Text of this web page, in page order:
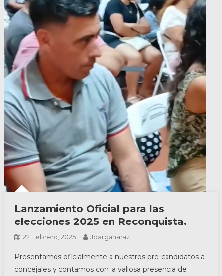
Lanzamiento Oficial para las
elecciones 2025 en Reconquista.
22 Febrero, 2025 Jdarganaraz
Presentamos oficialmente a nuestros pre-candidatos a
concejales y contamos con la valiosa presencia de